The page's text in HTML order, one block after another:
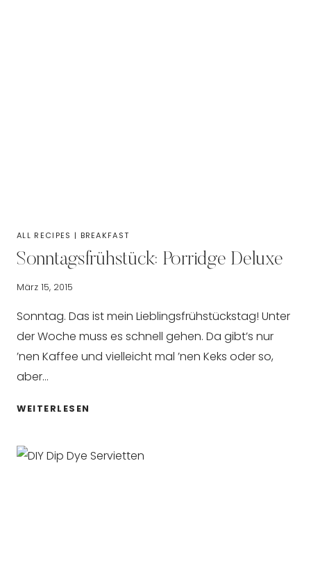
ALL RECIPES | BREAKFAST
Sonntagsfrühstück: Porridge Deluxe
März 15, 2015
Sonntag. Das ist mein Lieblingsfrühstückstag! Unter
der Woche muss es schnell gehen. Da gibt’s nur
’nen Kaffee und vielleicht mal ’nen Keks oder so,
aber…
WEITERLESEN